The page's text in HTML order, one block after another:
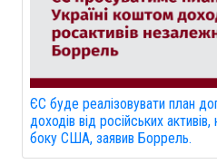
ЄС буде реалізовувати план
доходів від російських
боку США, заявив Боррель.